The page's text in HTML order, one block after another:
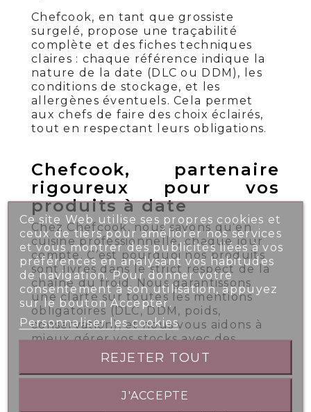
Chefcook, en tant que grossiste
surgelé, propose une traçabilité
complète et des fiches techniques
claires : chaque référence indique la
nature de la date (DLC ou DDM), les
conditions de stockage, et les
allergènes éventuels. Cela permet
aux chefs de faire des choix éclairés,
tout en respectant leurs obligations.
Chefcook, partenaire
rigoureux pour vos
produits à date
Chez Chefcook, nous savons qu’en
cuisine professionnelle, chaque jour
compte. C’est pourquoi nos produits
sont livrés dans le strict respect de la
chaîne du froid. Nous garantissons
une clarté sur toutes les mentions
obligatoires (DLC, DDM, poids,
conservation), et nous vous aidons à
mieux gérer vos stocks avec des
produits portionnés, faciles à identifier
En choisissant Chefcook comme
Ce site Web utilise ses propres cookies et
ceux de tiers pour améliorer nos services
et vous montrer des publicités liées à vos
préférences en analysant vos habitudes
de navigation. Pour donner votre
consentement à son utilisation, appuyez
sur le bouton Accepter.
Personnaliser les cookies
REJETER TOUT
J'ACCEPTE